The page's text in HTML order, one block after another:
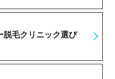
脱毛クリニック選び